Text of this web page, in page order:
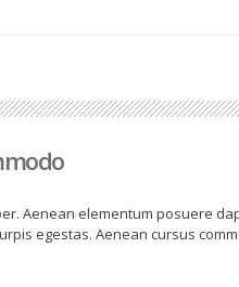
Aenean elementum posuere
egestas. Aenean cursus